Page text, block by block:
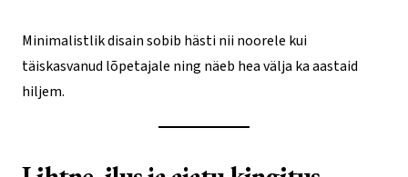
Minimalistlik disain sobib hästi nii noorele kui
täiskasvanud lõpetajale ning näeb hea välja ka aastaid
hiljem.